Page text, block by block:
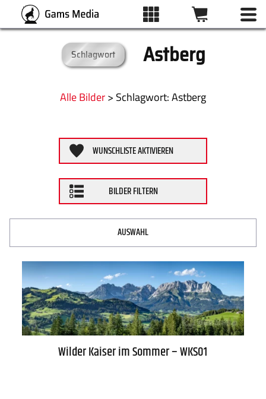
DRUCKARTEN
WUNSCHLISTE
ÜBER UNS
WARENKORB
Schlagwort Astberg
Alle Bilder> :Astberg
WUNSCHLISTE AKTIVIEREN
BILDER FILTERN
Wilder Kaiser im Sommer – WKS01
BILDFILTER
Kategorien